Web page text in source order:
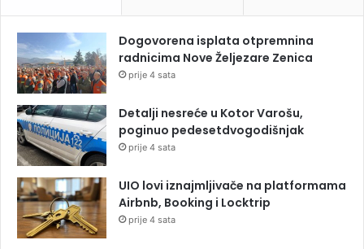
Dogovorena isplata otpremnina
radnicima Nove Željezare Zenica
prije 4 sata
Detalji nesreće u Kotor Varošu,
poginuo pedesetdvogodišnjak
prije 4 sata
UIO lovi iznajmljivače na platformama
Airbnb, Booking i Locktrip
prije 4 sata